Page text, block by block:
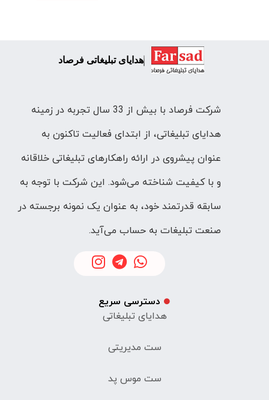
هدایای تبلیغاتی فرصاد
شرکت فرصاد با بیش از 33 سال تجربه در زمینه
هدایای تبلیغاتی، از ابتدای فعالیت تاکنون به
عنوان پیشروی در ارائه راهکارهای تبلیغاتی خلاقانه
و با کیفیت شناخته می‌شود. این شرکت با توجه به
سابقه قدرتمند خود، به عنوان یک نمونه برجسته در
صنعت تبلیغات به حساب می‌آید.
دسترسی سریع
هدایای تبلیغاتی
ست مدیریتی
ست موس پد